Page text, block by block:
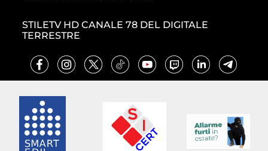
STILETV HD CANALE 78 DEL DIGITALE
TERRESTRE